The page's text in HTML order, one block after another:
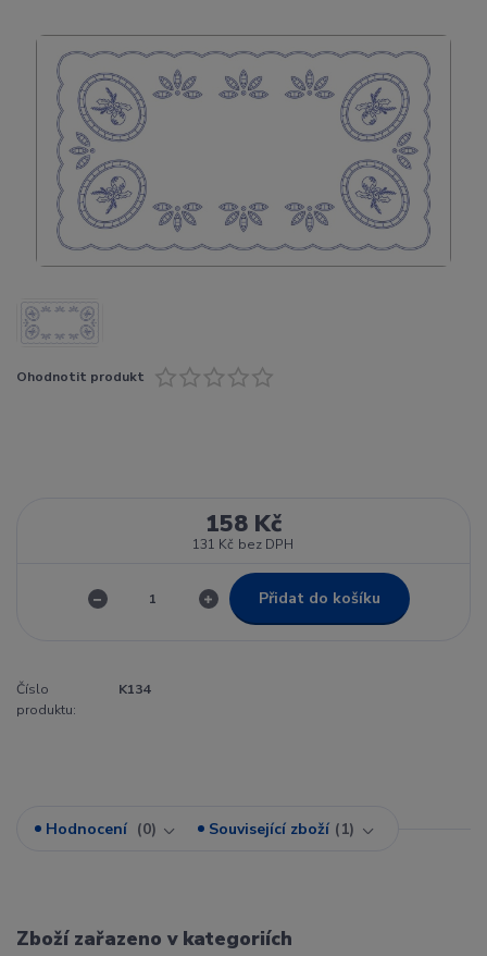
Ohodnotit produkt
158 Kč
131 Kč bez DPH
Přidat do košíku
Číslo
produktu:
K134
Hodnocení 0 Související zboží 1
Zboží zařazeno v kategoriích